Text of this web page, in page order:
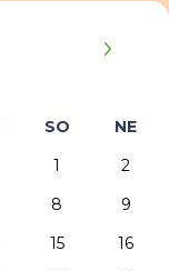
SO
NE
1
2
8
9
15
16